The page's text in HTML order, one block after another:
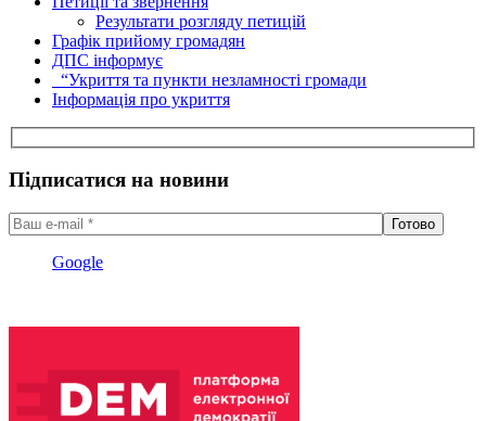
Результати розгляду петицій
Графік прийому громадян
ДПС інформує
“Укриття та пункти незламності громади
Інформація про укриття
Підписатися на новини
Google